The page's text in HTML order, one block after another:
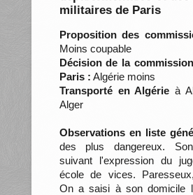
militaires de Paris
Proposition des
Moins coupable
Décision de la
Paris : Algérie moins
Transporté en Algérie à
Alger
Observations en liste
des plus dangereux.
suivant l'expression du
école de vices.
On a saisi à son domicile